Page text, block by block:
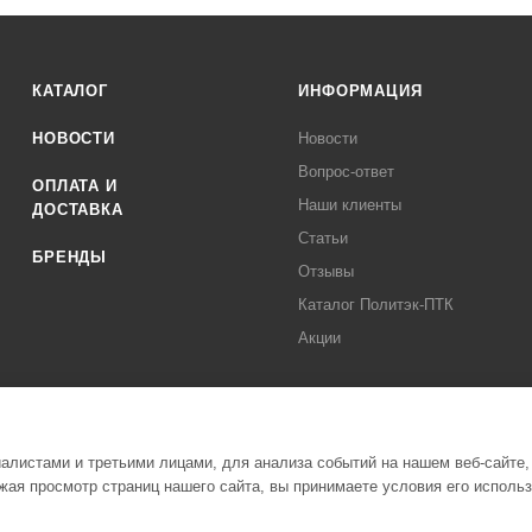
КАТАЛОГ
НОВОСТИ
ОПЛАТА И
ДОСТАВКА
БРЕНДЫ
ИНФОРМАЦИЯ
Новости
Вопрос-ответ
Наши клиенты
Статьи
Отзывы
Каталог Политэк-ПТК
Акции
Политэк СПБ Все права защищены
и третьими лицами, для анализа событий на нашем веб-
просмотр страниц нашего сайта, вы принимаете условия его